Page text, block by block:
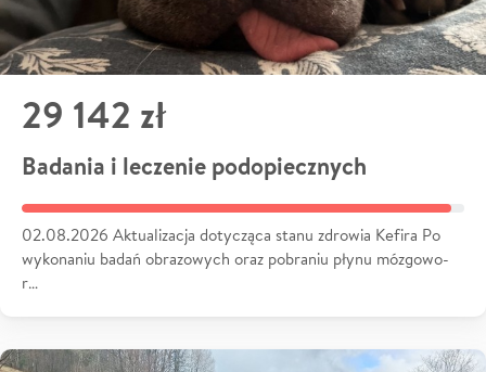
29 142 zł
Badania i leczenie podopiecznych
02.08.2026 Aktualizacja dotycząca stanu zdrowia Kefira Po
wykonaniu badań obrazowych oraz pobraniu płynu mózgowo-
r…